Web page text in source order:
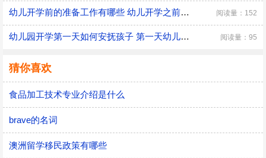
幼儿开学前的准备工作有哪些 幼儿开学之前具体的准备工作 阅读量：152
幼儿园开学第一天如何安抚孩子 第一天幼儿园开学安抚孩子的注意事项 阅读量：95
猜你喜欢
食品加工技术专业介绍是什么
brave的名词
澳洲留学移民政策有哪些